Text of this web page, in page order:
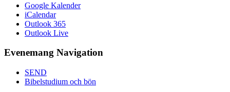
Google Kalender
iCalendar
Outlook 365
Outlook Live
Evenemang Navigation
SEND
Bibelstudium och bön